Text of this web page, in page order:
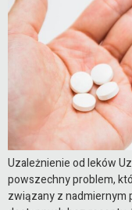
Uzależnienie od leków
powszechny problem,
związany z nadmiernym